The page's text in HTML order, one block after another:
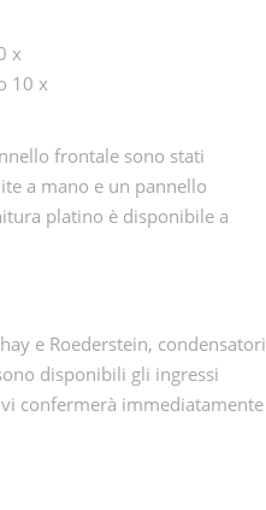
x
10 x
frontale sono stati
a mano e un pannello
platino è disponibile a
e Roederstein, condensatori
disponibili gli ingressi
confermerà immediatamente